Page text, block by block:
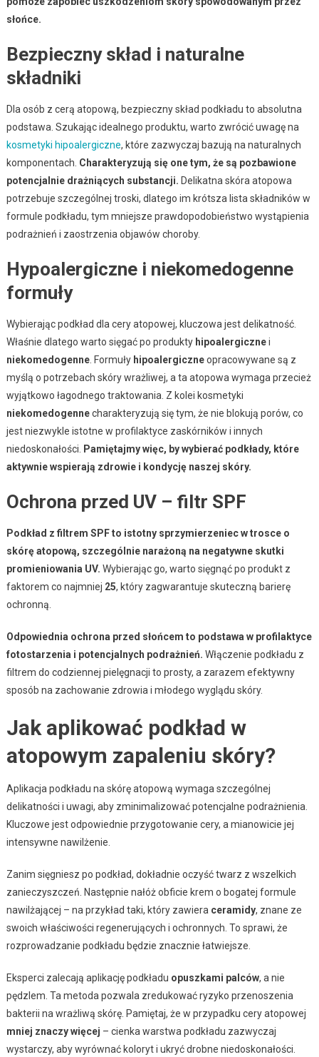
słońce.
Bezpieczny skład i naturalne
składniki
Dla osób z cerą atopową, bezpieczny skład podkładu to absolutna
podstawa. Szukając idealnego produktu, warto zwrócić uwagę na
kosmetyki hipoalergiczne, które zazwyczaj bazują na naturalnych
komponentach. Charakteryzują się one tym, że są pozbawione
potencjalnie drażniących substancji. Delikatna skóra atopowa
potrzebuje szczególnej troski, dlatego im krótsza lista składników w
formule podkładu, tym mniejsze prawdopodobieństwo wystąpienia
podrażnień i zaostrzenia objawów choroby.
Hypoalergiczne i niekomedogenne
formuły
Wybierając podkład dla cery atopowej, kluczowa jest delikatność.
Właśnie dlatego warto sięgać po produkty hipoalergicznei
niekomedogenne. Formuły hipoalergiczneopracowywane są z
myślą o potrzebach skóry wrażliwej, a ta atopowa wymaga przecież
wyjątkowo łagodnego traktowania. Z kolei kosmetyki
niekomedogennecharakteryzują się tym, że nie blokują porów, co
jest niezwykle istotne w profilaktyce zaskórników i innych
niedoskonałości.
Pamiętajmy więc, by wybierać podkłady, które
aktywnie wspierają zdrowie i kondycję naszej skóry.
Ochrona przed UV – filtr SPF
Podkład z filtrem SPF to istotny sprzymierzeniec w trosce o
skórę atopową, szczególnie narażoną na negatywne skutki
promieniowania UV. Wybierając go, warto sięgnąć po produkt z
faktorem co najmniej 25, który zagwarantuje skuteczną barierę
ochronną.
Odpowiednia ochrona przed słońcem to podstawa w profilaktyce
fotostarzenia i potencjalnych podrażnień. Włączenie podkładu z
filtrem do codziennej pielęgnacji to prosty, a zarazem efektywny
sposób na zachowanie zdrowia i młodego wyglądu skóry.
Jak aplikować podkład w
atopowym zapaleniu skóry?
Aplikacja podkładu na skórę atopową wymaga szczególnej
delikatności i uwagi, aby zminimalizować potencjalne podrażnienia.
Kluczowe jest odpowiednie przygotowanie cery, a mianowicie jej
intensywne nawilżenie.
Zanim sięgniesz po podkład, dokładnie oczyść twarz z wszelkich
zanieczyszczeń. Następnie nałóż obficie krem o bogatej formule
nawilżającej – na przykład taki, który zawiera ceramidy, znane ze
swoich właściwości regenerujących i ochronnych. To sprawi, że
rozprowadzanie podkładu będzie znacznie łatwiejsze.
Eksperci zalecają aplikację podkładu opuszkami palców, a nie
pędzlem. Ta metoda pozwala zredukować ryzyko przenoszenia
bakterii na wrażliwą skórę. Pamiętaj, że w przypadku cery atopowej
mniej znaczy więcej – cienka warstwa podkładu zazwyczaj
wystarczy, aby wyrównać koloryt i ukryć drobne niedoskonałości.